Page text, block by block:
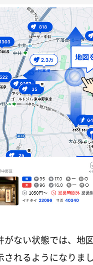
ない状態では、地
れるようになりま